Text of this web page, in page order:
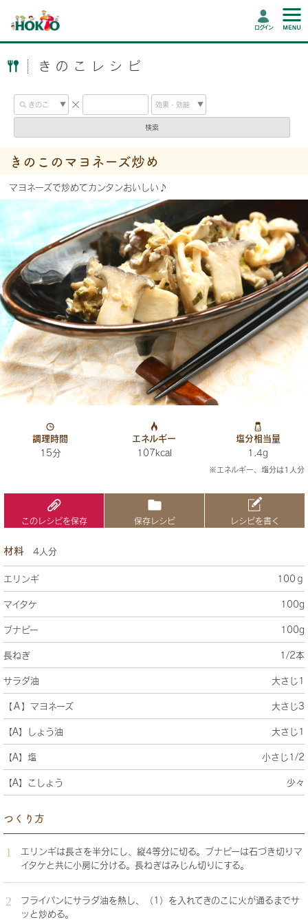
ログイン
きのこレシピ
検索
きのこのマヨネーズ炒め
マヨネーズで炒めてカンタンおいしい♪
調理時間
15分
エネルギー
107kcal
塩分相当量
1.4g
※エネルギー、塩分は1人分
このレシピを保存 保存レシピ レシピを書く
材料 4人分
エリンギ 100ｇ
マイタケ 100g
ブナピー 100g
長ねぎ 1/2本
サラダ油 大さじ1
【Ａ】マヨネーズ 大さじ3
【A】しょう油 大さじ1
【A】塩 小さじ1/2
【A】こしょう 少々
つくり方
エリンギは長さを半分にし、縦4等分に切る。ブナピーは石づき切りマ
イタケと共に小房に分ける。長ねぎはみじん切りにする。
フライパンにサラダ油を熱し、（1）を入れてきのこに火が通るまでサ
ッと炒める。